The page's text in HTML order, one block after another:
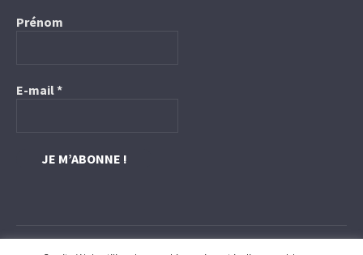
Prénom
E-mail*